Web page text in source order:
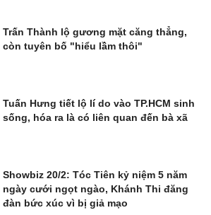
Trấn Thành lộ gương mặt căng thẳng,
còn tuyên bố "hiểu lầm thôi"
Tuấn Hưng tiết lộ lí do vào TP.HCM sinh
sống, hóa ra là có liên quan đến bà xã
Showbiz 20/2: Tóc Tiên kỷ niệm 5 năm
ngày cưới ngọt ngào, Khánh Thi đăng
đàn bức xúc vì bị giả mạo